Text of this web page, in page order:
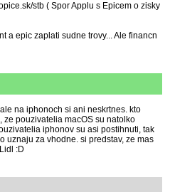
stb ( Spor Applu s Epicem o zisky
a epic zaplati sudne trovy... Ale financn
na iphonoch si ani neskrtnes. kto
pouzivatelia macOS su natolko
iphonov su asi postihnuti, tak
uznaju za vhodne. si predstav, ze mas
:D